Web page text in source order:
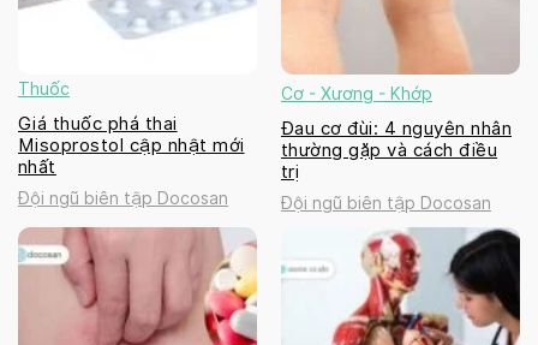
Thuốc
Giá thuốc phá thai
Misoprostol cập nhật mới
nhất
Đội ngũ biên tập Docosan
Cơ - Xương - Khớp
Đau cơ đùi: 4 nguyên nhân
thường gặp và cách điều
trị
Đội ngũ biên tập Docosan